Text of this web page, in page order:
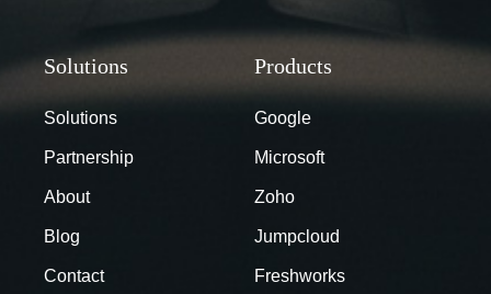
fitur Google
Cloud yang
digunakan
menyimpan
yang besar
Solutions
Partnership
About
Blog
Contact
Google
Microsoft
Zoho
Jumpcloud
Freshworks